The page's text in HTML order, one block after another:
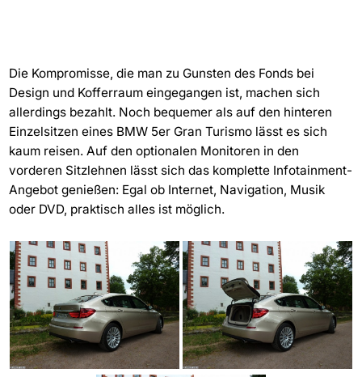
Die Kompromisse, die man zu Gunsten des Fonds bei
Design und Kofferraum eingegangen ist, machen sich
allerdings bezahlt. Noch bequemer als auf den hinteren
Einzelsitzen eines BMW 5er Gran Turismo lässt es sich
kaum reisen. Auf den optionalen Monitoren in den
vorderen Sitzlehnen lässt sich das komplette Infotainment-
Angebot genießen: Egal ob Internet, Navigation, Musik
oder DVD, praktisch alles ist möglich.